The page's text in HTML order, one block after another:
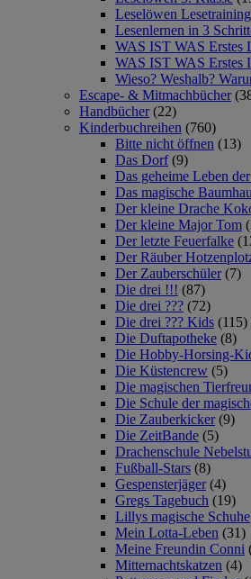
Leselöwen Lesetraining
Lesenlernen in 3
WAS IST WAS Erstes
WAS IST WAS Erstes
Wieso? Weshalb?
Escape- & Mitmachbücher
Handbücher (22)
Kinderbuchreihen (760)
Bitte nicht öffnen (13)
Das Dorf (9)
Das geheime Leben
Das magische
Der kleine Drache
Der kleine Major Tom
Der letzte Feuerfalke
Der Räuber
Der Zauberschüler (7)
Die drei !!! (87)
Die drei ??? (72)
Die drei ??? Kids (115)
Die Duftapotheke (8)
Die Hobby-Horsing-
Die Küstencrew (5)
Die magischen
Die Schule der
Die Zauberkicker (9)
Die ZeitBande (5)
Drachenschule
Fußball-Stars (8)
Gespensterjäger (4)
Gregs Tagebuch (19)
Lillys magische Schuhe
Mein Lotta-Leben (31)
Meine Freundin Conni
Mitternachtskatzen (4)